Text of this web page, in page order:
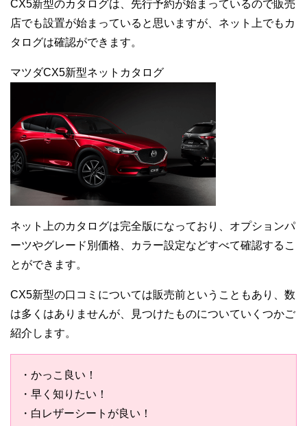
CX5新型のカタログは、先行予約が始まっているので販売
店でも設置が始まっていると思いますが、ネット上でもカ
タログは確認ができます。
マツダCX5新型ネットカタログ
ネット上のカタログは完全版になっており、オプションパ
ーツやグレード別価格、カラー設定などすべて確認するこ
とができます。
CX5新型の口コミについては販売前ということもあり、数
は多くはありませんが、見つけたものについていくつかご
紹介します。
・かっこ良い！
・早く知りたい！
・白レザーシートが良い！